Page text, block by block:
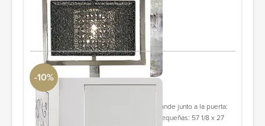
14 sq." x 62"
PIDE Y AHORRA
-10%
The Shade Store
Flat Roman Shade
puerta: 32.5"x85.75 ($361) ventana grande junto a la puerta:
38.34"x57.5" ($463) 2 ventanas más pequeñas: 57 1/8 x 27